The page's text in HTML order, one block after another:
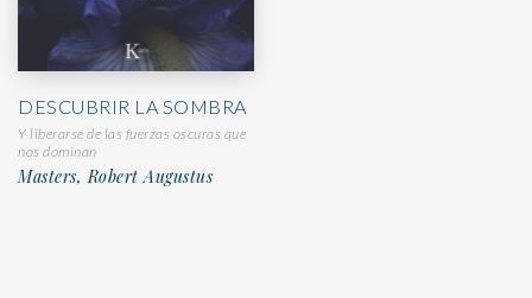
DESCUBRIR LA SOMBRA
Y liberarse de las fuerzas oscuras que
nos dominan
Masters, Robert Augustus